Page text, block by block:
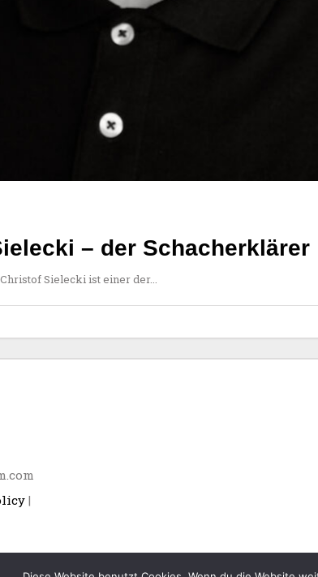
– der Schacherklärer
Sielecki ist einer der
|